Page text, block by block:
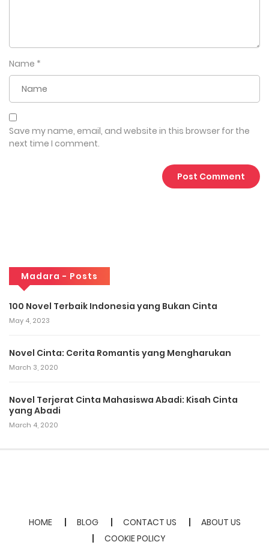
Name *
Save my name, email, and website in this browser for the
next time I comment.
Madara - Posts
100 Novel Terbaik Indonesia yang Bukan Cinta
May 4, 2023
Novel Cinta: Cerita Romantis yang Mengharukan
March 3, 2020
Novel Terjerat Cinta Mahasiswa Abadi: Kisah Cinta
yang Abadi
March 4, 2020
HOME BLOG CONTACT US
ABOUT US
COOKIE POLICY